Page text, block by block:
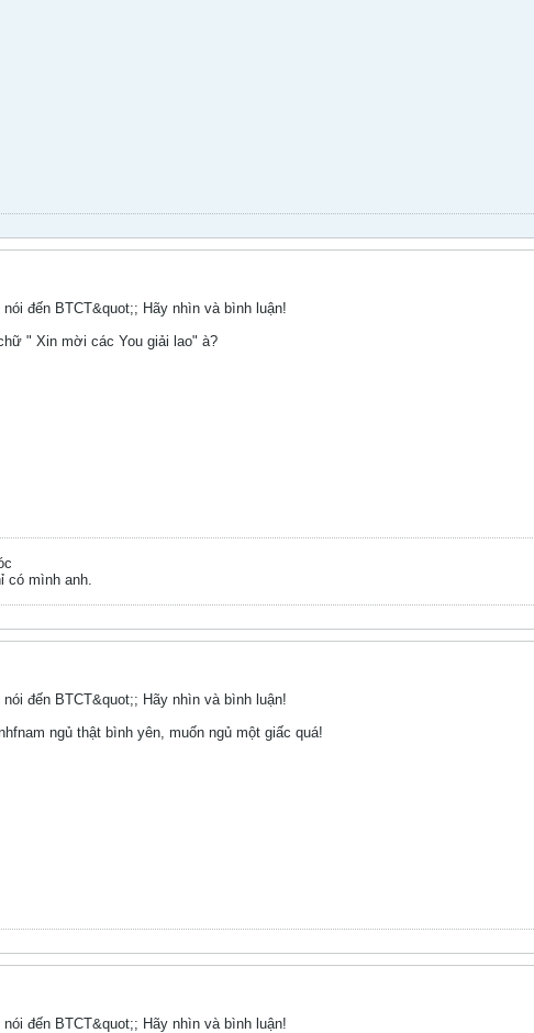
đến BTCT&quot;; Hãy nhìn và bình luận!
" Xin mời các You giải lao" à?
có mình anh.
đến BTCT&quot;; Hãy nhìn và bình luận!
ngủ thật bình yên, muốn ngủ một giấc quá!
đến BTCT&quot;; Hãy nhìn và bình luận!